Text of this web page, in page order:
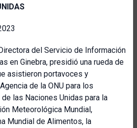
del Servicio de Información
en Ginebra, presidió una rueda de
asistieron portavoces y
de la ONU para los
las Naciones Unidas para la
Meteorológica Mundial,
Mundial de Alimentos, la